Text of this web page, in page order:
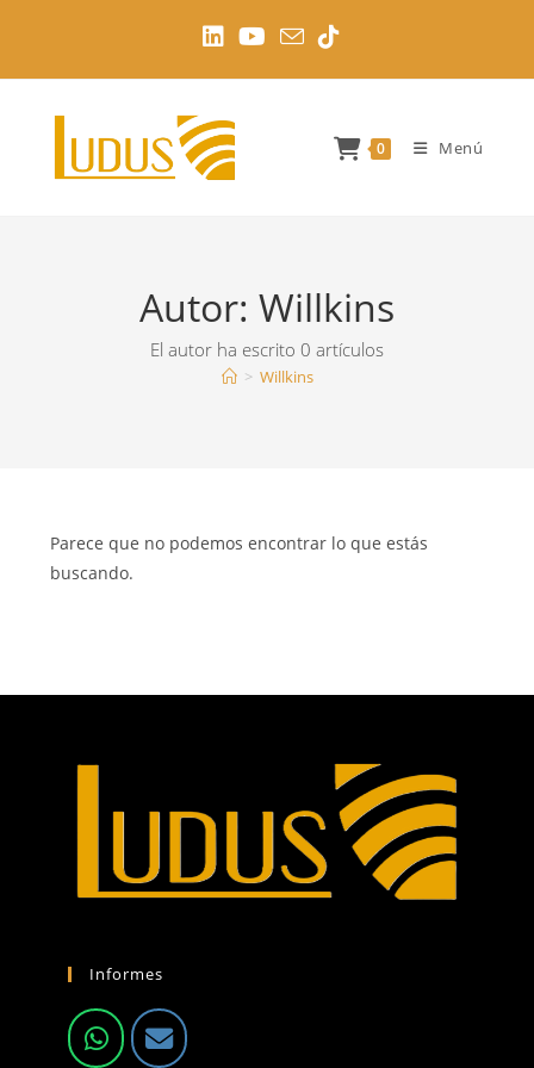
contenido
0 Menú
Autor: Willkins
El autor ha escrito 0 artículos
> Willkins
Parece que no podemos encontrar lo que estás
buscando.
Informes